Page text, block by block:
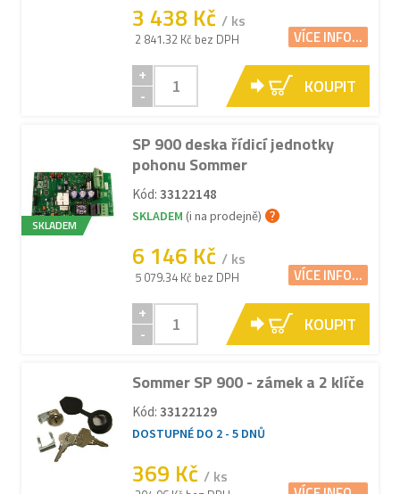
3 438 Kč / ks
2 841.32 Kč bez DPH VÍCE INFO...
+
-
KOUPIT
SKLADEM
SP 900 deska řídicí jednotky
pohonu Sommer
Kód: 33122148
SKLADEM (i na prodejně)
6 146 Kč / ks
5 079.34 Kč bez DPH VÍCE INFO...
+
-
KOUPIT
Sommer SP 900 - zámek a 2 klíče
Kód: 33122129
DOSTUPNÉ DO 2 - 5 DNŮ
369 Kč / ks